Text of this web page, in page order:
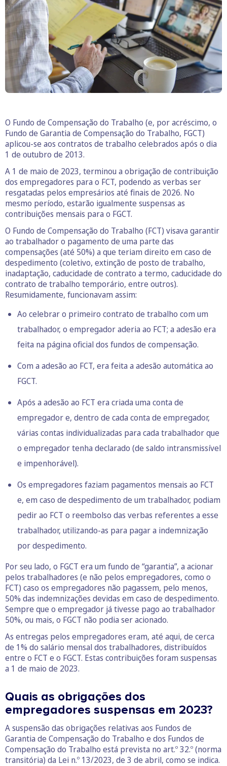
O Fundo de Compensação do Trabalho (e, por acréscimo, o
Fundo de Garantia de Compensação do Trabalho, FGCT)
aplicou-se aos contratos de trabalho celebrados após o dia
1 de outubro de 2013.
A 1 de maio de 2023, terminou a obrigação de contribuição
dos empregadores para o FCT, podendo as verbas ser
resgatadas pelos empresários até finais de 2026. No
mesmo período, estarão igualmente suspensas as
contribuições mensais para o FGCT.
O Fundo de Compensação do Trabalho (FCT) visava garantir
ao trabalhador o pagamento de uma parte das
compensações (até 50%) a que teriam direito em caso de
despedimento (coletivo, extinção de posto de trabalho,
inadaptação, caducidade de contrato a termo, caducidade do
contrato de trabalho temporário, entre outros).
Resumidamente, funcionavam assim:
Ao celebrar o primeiro contrato de trabalho com um
trabalhador, o empregador aderia ao FCT; a adesão era
feita na página oficial dos fundos de compensação.
Com a adesão ao FCT, era feita a adesão automática ao
FGCT.
Após a adesão ao FCT era criada uma conta de
empregador e, dentro de cada conta de empregador,
várias contas individualizadas para cada trabalhador que
o empregador tenha declarado (de saldo intransmissível
e impenhorável).
Os empregadores faziam pagamentos mensais ao FCT
e, em caso de despedimento de um trabalhador, podiam
pedir ao FCT o reembolso das verbas referentes a esse
trabalhador, utilizando-as para pagar a indemnização
por despedimento.
Por seu lado, o FGCT era um fundo de “garantia”, a acionar
pelos trabalhadores (e não pelos empregadores, como o
FCT) caso os empregadores não pagassem, pelo menos,
50% das indemnizações devidas em caso de despedimento.
Sempre que o empregador já tivesse pago ao trabalhador
50%, ou mais, o FGCT não podia ser acionado.
As entregas pelos empregadores eram, até aqui, de cerca
de 1% do salário mensal dos trabalhadores, distribuídos
entre o FCT e o FGCT. Estas contribuições foram suspensas
a 1 de maio de 2023.
Quais as obrigações dos
empregadores suspensas em 2023?
A suspensão das obrigações relativas aos Fundos de
Garantia de Compensação do Trabalho e dos Fundos de
Compensação do Trabalho está prevista no art.º 32.º (norma
transitória) da Lei n.º 13/2023, de 3 de abril, como se indica.